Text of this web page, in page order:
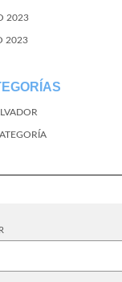
2023
2023